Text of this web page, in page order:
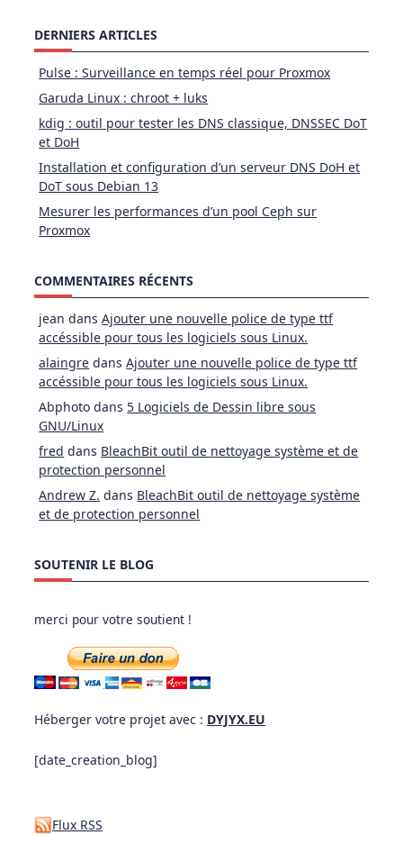
DERNIERS ARTICLES
Pulse : Surveillance en temps réel pour Proxmox
Garuda Linux : chroot + luks
kdig : outil pour tester les DNS classique, DNSSEC DoT
et DoH
Installation et configuration d’un serveur DNS DoH et
DoT sous Debian 13
Mesurer les performances d’un pool Ceph sur
Proxmox
COMMENTAIRES RÉCENTS
jean dansAjouter une nouvelle police de type ttf
accéssible pour tous les logiciels sous Linux.
alaingre dansAjouter une nouvelle police de type ttf
accéssible pour tous les logiciels sous Linux.
Abphoto dans 5 Logiciels de Dessin libre sous
GNU/Linux
fred dans BleachBit outil de nettoyage système et de
protection personnel
Andrew Z. dans BleachBit outil de nettoyage système
et de protection personnel
SOUTENIR LE BLOG
merci pour votre soutient !
Héberger votre projet avec : DYJYX.EU
[date_creation_blog]
Flux RSS